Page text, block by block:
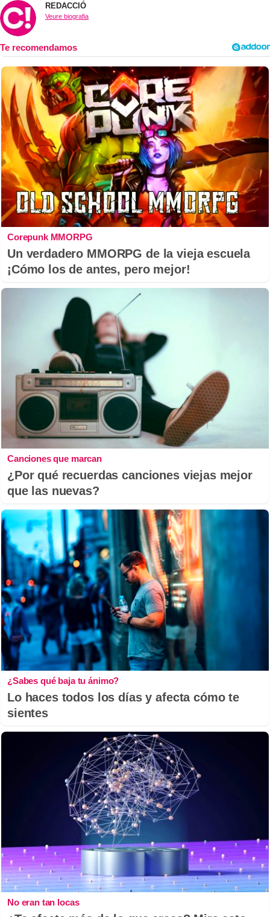
REDACCIÓ
Veure biografia
Corepunk MMORPG
Un verdadero MMORPG de la vieja escuela
¡Cómo los de antes, pero mejor!
Canciones que marcan
¿Por qué recuerdas canciones viejas mejor
que las nuevas?
¿Sabes qué baja tu ánimo?
Lo haces todos los días y afecta cómo te
sientes
No eran tan locas